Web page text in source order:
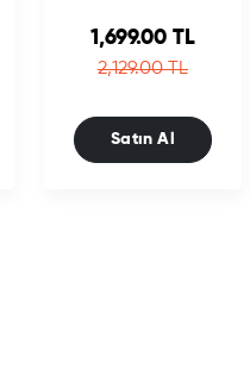
Sale price
1,699.00 TL
Regular price
2,129.00 TL
Satın Al